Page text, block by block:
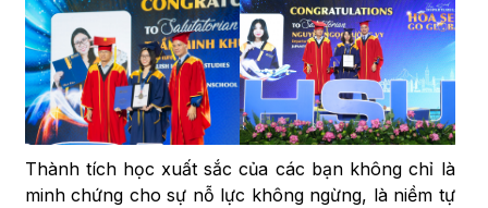
Thành tích học xuất sắc của các bạn không chỉ là
minh chứng cho sự nỗ lực không ngừng, là niềm tự